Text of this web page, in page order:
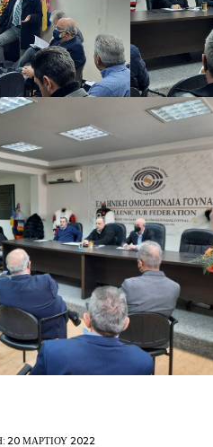
20 ΜΑΡΤΊΟΥ 2022